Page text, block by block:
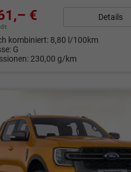
€ Details
kombiniert: 8,80 l/100km
G
230,00 g/km